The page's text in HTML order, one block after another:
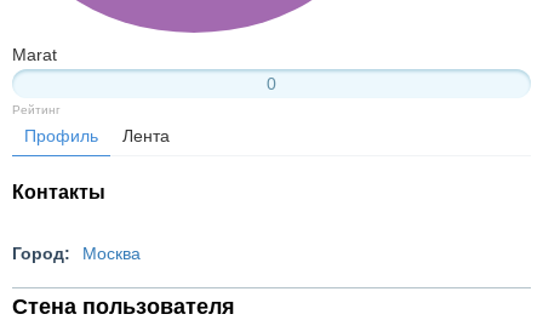
Marat
0
Рейтинг
Профиль Лента
Контакты
Город: Москва
Стена пользователя